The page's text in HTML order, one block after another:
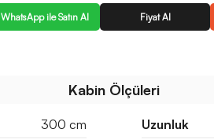
WhatsApp ile Satın Al Fiyat Al
Kabin Ölçüleri
300 cm Uzunluk